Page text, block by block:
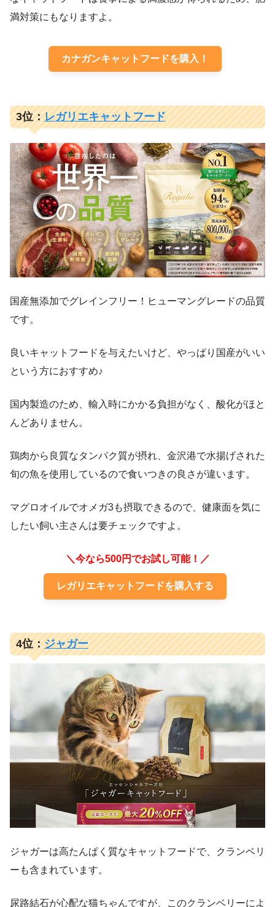
満対策にもなりますよ。
カナガンキャットフードを購入！
3位：レガリエキャットフード
国産無添加でグレインフリー！ヒューマングレードの品質
です。
良いキャットフードを与えたいけど、やっぱり国産がいい
という方におすすめ♪
国内製造のため、輸入時にかかる負担がなく、酸化がほと
んどありません。
鶏肉から良質なタンパク質が摂れ、金沢港で水揚げされた
旬の魚を使用しているので食いつきの良さが違います。
マグロオイルでオメガ3も摂取できるので、健康面を気に
したい飼い主さんは要チェックですよ。
＼今なら500円でお試し可能！／
レガリエキャットフードを購入する
4位：ジャガー
ジャガーは高たんぱく質なキャットフードで、クランベリ
ーも含まれています。
尿路結石が心配な猫ちゃんですが、このクランベリーによ